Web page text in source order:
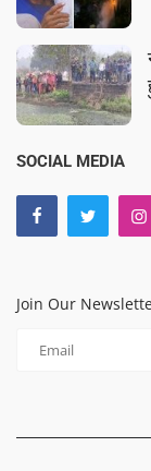
SOCIAL MEDIA
Join Our